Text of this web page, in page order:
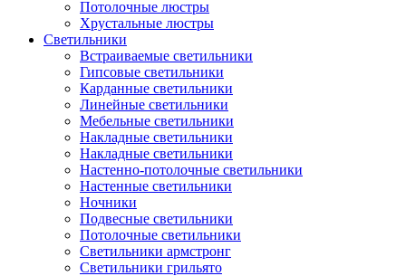
Потолочные люстры
Хрустальные люстры
Светильники
Встраиваемые светильники
Гипсовые светильники
Карданные светильники
Линейные светильники
Мебельные светильники
Накладные светильники
Накладные светильники
Настенно-потолочные светильники
Настенные светильники
Ночники
Подвесные светильники
Потолочные светильники
Светильники армстронг
Светильники грильято